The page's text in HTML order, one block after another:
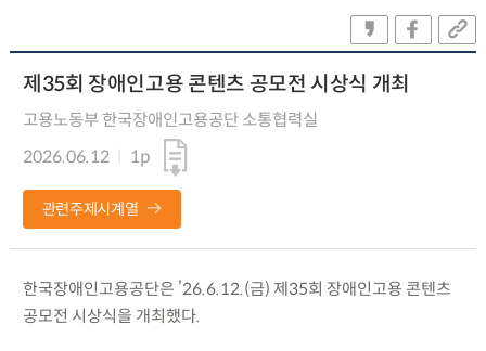
제35회 장애인고용 콘텐츠 공모전 시상식 개최
고용노동부 한국장애인고용공단 소통협력실
2026.06.12
1p
관련주제시계열
한국장애인고용공단은 ’26.6.12.(금) 제35회 장애인고용 콘텐츠
공모전 시상식을 개최했다.